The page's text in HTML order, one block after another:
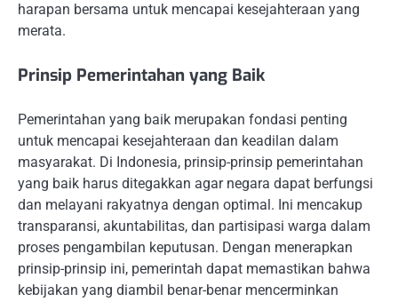
harapan bersama untuk mencapai kesejahteraan yang
merata.
Prinsip Pemerintahan yang Baik
Pemerintahan yang baik merupakan fondasi penting
untuk mencapai kesejahteraan dan keadilan dalam
masyarakat. Di Indonesia, prinsip-prinsip pemerintahan
yang baik harus ditegakkan agar negara dapat berfungsi
dan melayani rakyatnya dengan optimal. Ini mencakup
transparansi, akuntabilitas, dan partisipasi warga dalam
proses pengambilan keputusan. Dengan menerapkan
prinsip-prinsip ini, pemerintah dapat memastikan bahwa
kebijakan yang diambil benar-benar mencerminkan